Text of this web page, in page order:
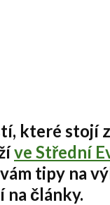
které stojí
ve Střední
tipy na
na články.